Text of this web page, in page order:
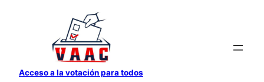
contenido
Acceso a la votación para todos